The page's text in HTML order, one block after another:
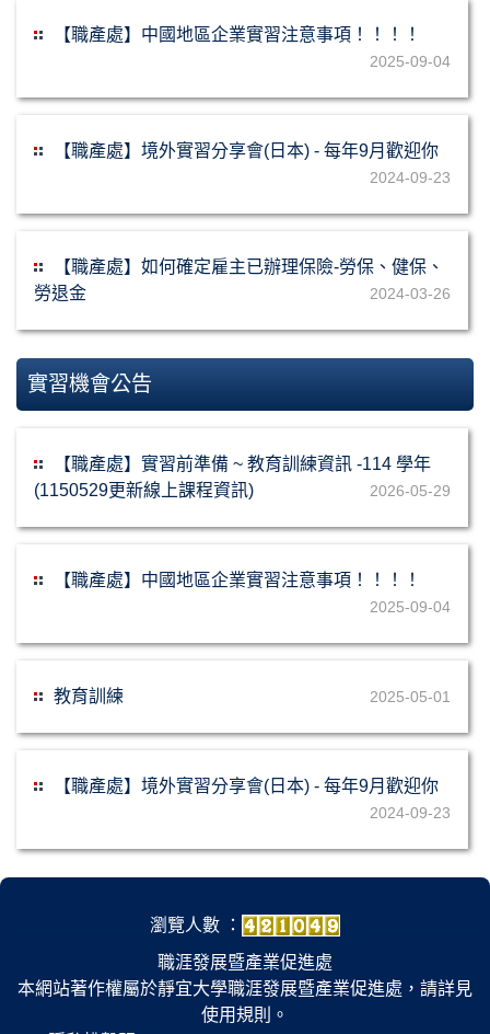
【職產處】中國地區企業實習注意事項！！！！
2025-09-04
【職產處】境外實習分享會(日本) - 每年9月歡迎你
2024-09-23
【職產處】如何確定雇主已辦理保險-勞保、健保、
勞退金
2024-03-26
實習機會公告
【職產處】實習前準備 ~ 教育訓練資訊 -114 學年
(1150529更新線上課程資訊)
2026-05-29
【職產處】中國地區企業實習注意事項！！！！
2025-09-04
教育訓練 2025-05-01
【職產處】境外實習分享會(日本) - 每年9月歡迎你
2024-09-23
瀏覽人數 ：
職涯發展暨產業促進處
本網站著作權屬於靜宜大學職涯發展暨產業促進處，請詳見
使用規則。